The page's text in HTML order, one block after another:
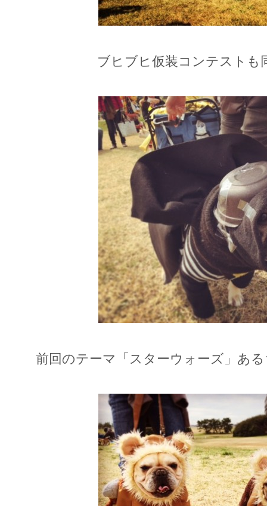
ブヒブヒ仮装コンテストも
前回のテーマ「スターウォーズ」あ